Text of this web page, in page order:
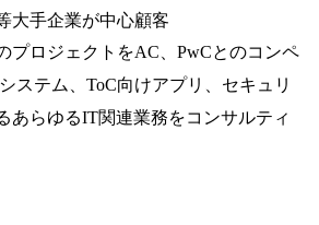
大手企業が中心顧客
プロジェクトをAC、PwCとのコンペ
ステム、ToC向けアプリ、セキュリ
あらゆるIT関連業務をコンサルティ